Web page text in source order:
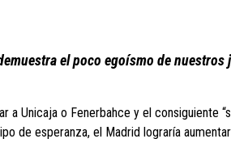
el poco egoísmo de
Unicaja o Fenerbahce y el consiguiente
de esperanza, el Madrid lograría